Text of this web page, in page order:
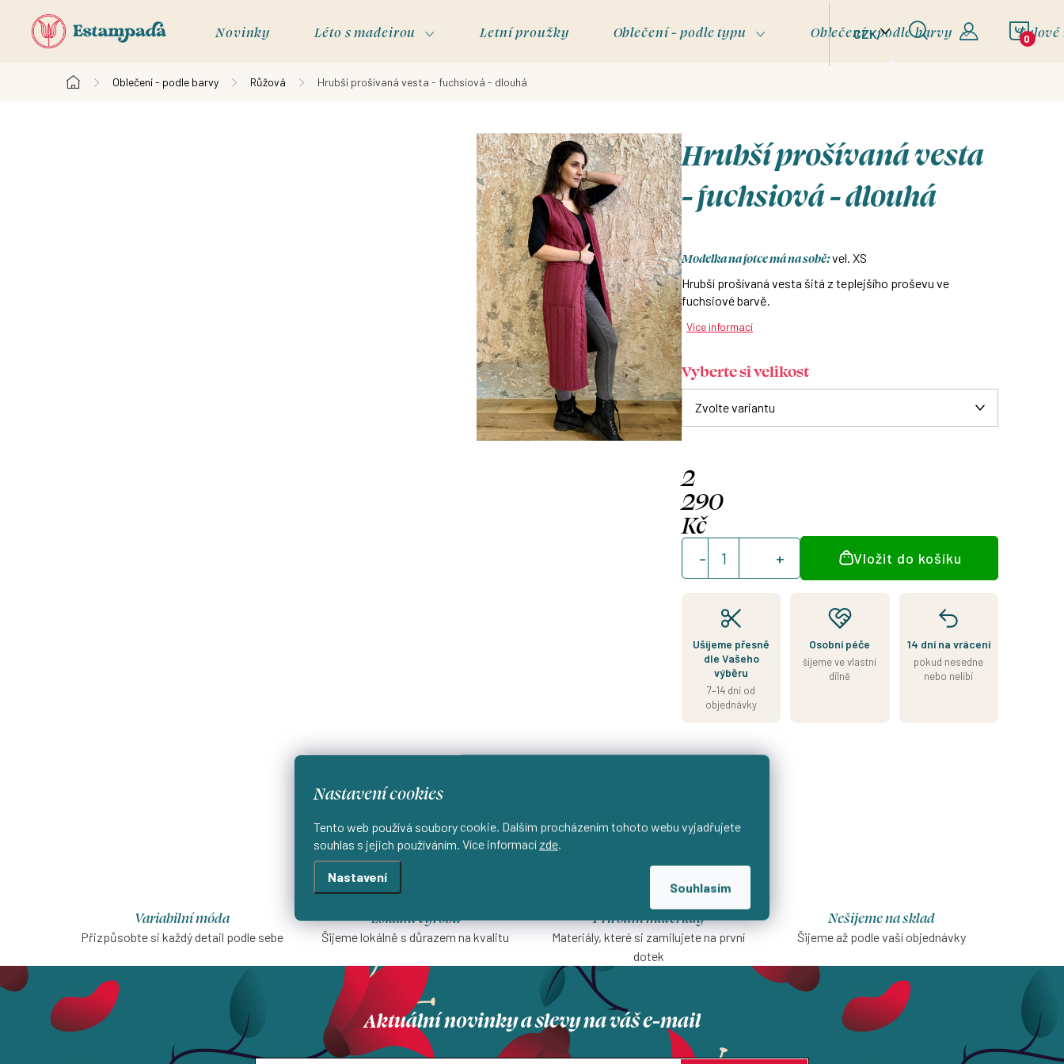
Nastavení cookies
Tento web používá soubory cookie. Dalším procházením tohoto webu vyjadřujete
souhlas s jejich používáním. Více informací zde.
Nastavení
Souhlasím
CZK
Novinky Léto s madeirou Letní proužky Oblečení - podle typu Oblečení - podle barvy
Domů
Oblečení - podle barvy Růžová Hrubší prošívaná vesta - fuchsiová - dlouhá
Hrubší prošívaná vesta
- fuchsiová - dlouhá
Modelka na fotce má na sobě:vel. XS
Hrubší prošívaná vesta šitá z teplejšího proševu ve
fuchsiové barvě.
Více informací
Vyberte si velikost
2
290
Kč
Měrná
cena:
Vložit do košíku
Ušijeme přesně
dle Vašeho
výběru
7–14 dní od
objednávky
Osobní péče
šijeme ve vlastní
dílně
14 dní na vrácení
pokud nesedne
nebo nelíbí
Variabilní móda
Přizpůsobte si každý detail podle sebe
Lokální výroba
Šijeme lokálně s důrazem na kvalitu
Přírodní materiály
Materiály, které si zamilujete na první
dotek
Nešijeme na sklad
Šijeme až podle vaší objednávky
Aktuální novinky a slevy na váš e-mail